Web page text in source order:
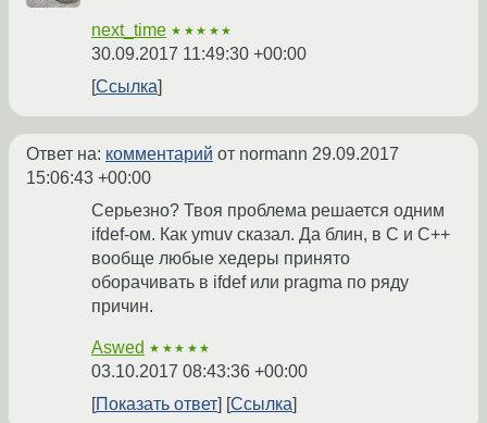
next_time ★★★★★
30.09.2017 11:49:30 +00:00
Ссылка
Ответ на: комментарий от normann 29.09.2017
15:06:43 +00:00
Серьезно? Твоя проблема решается одним
ifdef-ом. Как ymuv сказал. Да блин, в C и C++
вообще любые хедеры принято
оборачивать в ifdef или pragma по ряду
причин.
Aswed ★★★★★
03.10.2017 08:43:36 +00:00
Показать ответ
Ссылка